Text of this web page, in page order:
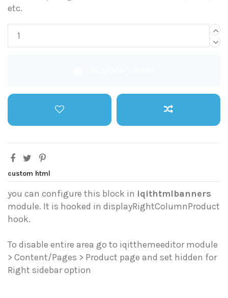
etc.
custom html
you can configure this block in iqithtmlbanners
module. It is hooked in displayRightColumnProduct
hook.
To disable entire area go to iqitthemeeditor module
> Content/Pages > Product page and set hidden for
Right sidebar option